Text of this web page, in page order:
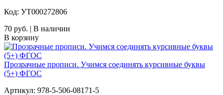
Код: УТ000272806
70 руб. | В наличии
В корзину
Прозрачные прописи. Учимся соединять курсивные буквы
(5+) ФГОС
Артикул: 978-5-506-08171-5